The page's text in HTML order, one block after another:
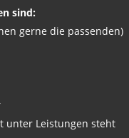
sind:
gerne die passenden)
unter Leistungen steht